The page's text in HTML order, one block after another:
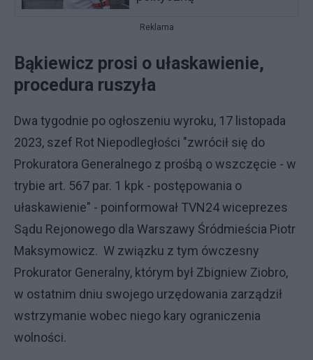
Reklama
Bąkiewicz prosi o ułaskawienie,
procedura ruszyła
Dwa tygodnie po ogłoszeniu wyroku, 17 listopada
2023, szef Rot Niepodległości "zwrócił się do
Prokuratora Generalnego z prośbą o wszczęcie - w
trybie art. 567 par. 1 kpk - postępowania o
ułaskawienie" - poinformował TVN24 wiceprezes
Sądu Rejonowego dla Warszawy Śródmieścia Piotr
Maksymowicz. W związku z tym ówczesny
Prokurator Generalny, którym był Zbigniew Ziobro,
w ostatnim dniu swojego urzędowania zarządził
wstrzymanie wobec niego kary ograniczenia
wolności.